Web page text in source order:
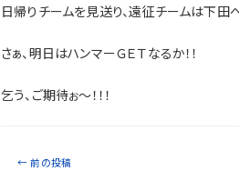
日帰りチームを見送り、遠征チームは下田へ
さぁ、明日はハンマーＧＥＴなるか！！
乞う、ご期待ぉ～！！！
← 前の投稿